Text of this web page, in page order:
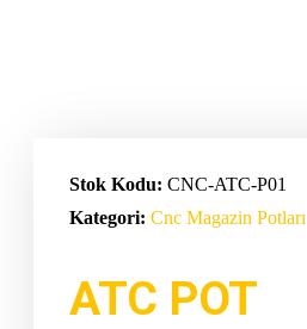
Stok Kodu: CNC-ATC-P01
Kategori: Cnc Magazin Potları
ATC POT